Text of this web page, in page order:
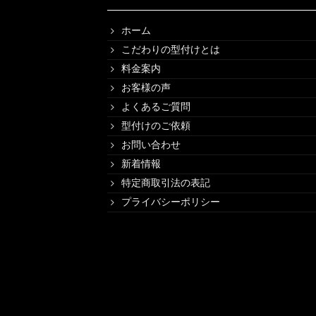
ホーム
こだわりの型付けとは
料金案内
お客様の声
よくあるご質問
型付けのご依頼
お問い合わせ
新着情報
特定商取引法の表記
プライバシーポリシー